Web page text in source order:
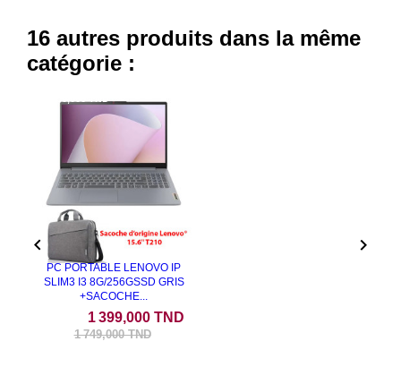
16 autres produits dans la même
catégorie :
PC PORTABLE LENOVO IP
SLIM3 I3 8G/256GSSD GRIS
+SACOCHE...
1 399,000 TND
1 749,000 TND
 